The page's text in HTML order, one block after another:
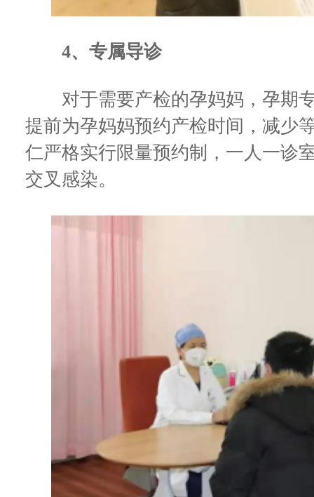
4、专属导诊
对于需要产检的孕妈妈，孕期专
提前为孕妈妈预约产检时间，减少
仁严格实行限量预约制，一人一诊
交叉感染。